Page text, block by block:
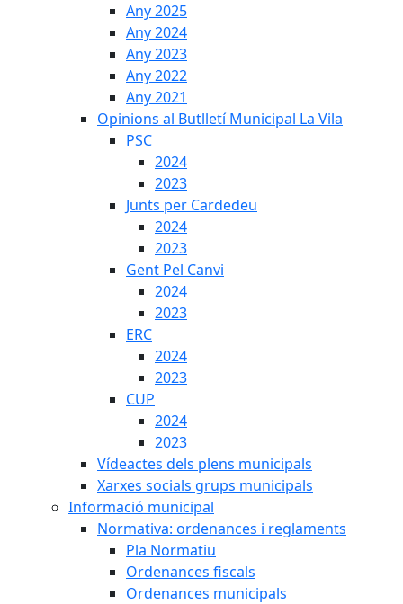
Any 2025
Any 2024
Any 2023
Any 2022
Any 2021
Opinions al Butlletí Municipal La Vila
PSC
2024
2023
Junts per Cardedeu
2024
2023
Gent Pel Canvi
2024
2023
ERC
2024
2023
CUP
2024
2023
Vídeactes dels plens municipals
Xarxes socials grups municipals
Informació municipal
Normativa: ordenances i reglaments
Pla Normatiu
Ordenances fiscals
Ordenances municipals